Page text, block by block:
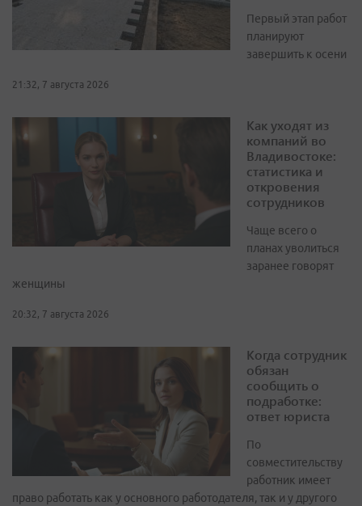
Первый этап работ
планируют
завершить к осени
21:32, 7 августа 2026
Как уходят из
компаний во
Владивостоке:
статистика и
откровения
сотрудников
Чаще всего о
планах уволиться
заранее говорят
женщины
20:32, 7 августа 2026
Когда сотрудник
обязан
сообщить о
подработке:
ответ юриста
По
совместительству
работник имеет
право работать как у основного работодателя, так и у другого